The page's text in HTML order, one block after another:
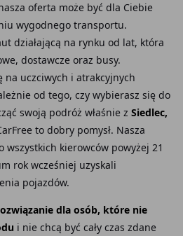
oferta może być dla Ciebie
wygodnego transportu.
działającą na rynku od lat, która
dostawcze oraz busy.
na uczciwych i atrakcyjnych
od tego, czy wybierasz się do
swoją podróż właśnie z Siedlec,
to dobry pomysł. Nasza
kierowców powyżej 21
rok wcześniej uzyskali
pojazdów.
dla osób, które nie
i nie chcą być cały czas zdane